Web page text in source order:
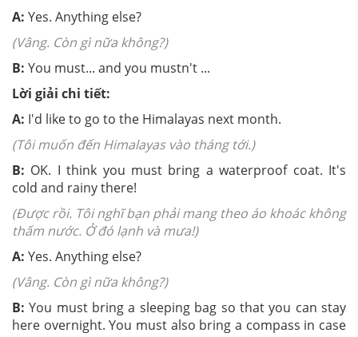
A: Yes. Anything else?
(Vâng. Còn gì nữa không?)
B: You must... and you mustn't ...
Lời giải chi tiết:
A: I'd like to go to the Himalayas next month.
(Tôi muốn đến Himalayas vào tháng tới.)
B: OK. I think you must bring a waterproof coat. It's
cold and rainy there!
(Được rồi. Tôi nghĩ bạn phải mang theo áo khoác không
thấm nước. Ở đó lạnh và mưa!)
A: Yes. Anything else?
(Vâng. Còn gì nữa không?)
B: You must bring a sleeping bag so that you can stay
here overnight. You must also bring a compass in case